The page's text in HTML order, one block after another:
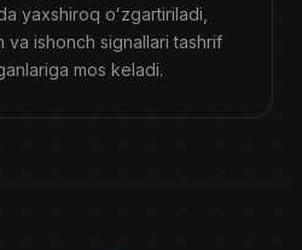
yaxshiroq oʻzgartiriladi,
va ishonch signallari tashrif
mos keladi.